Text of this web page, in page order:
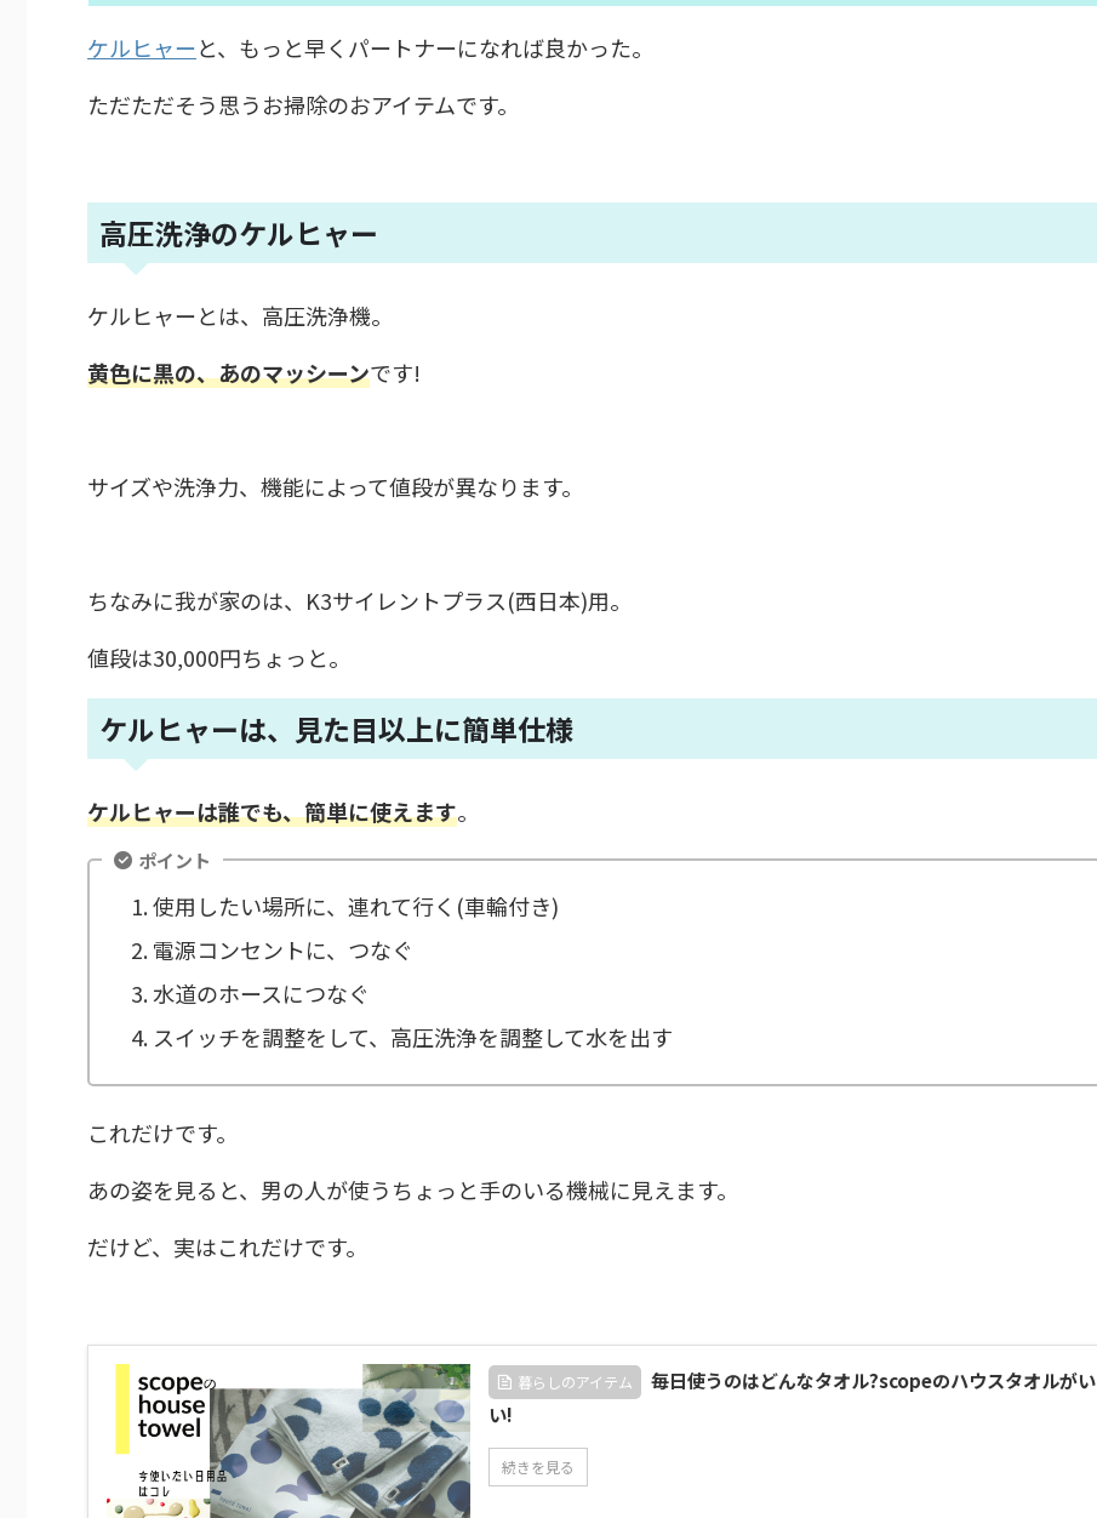
ケルヒャーと、もっと早くパートナーになれば良かった。
ただただそう思うお掃除のおアイテムです。
高圧洗浄のケルヒャー
ケルヒャーとは、高圧洗浄機。
黄色に黒の、あのマッシーンです!
サイズや洗浄力、機能によって値段が異なります。
ちなみに我が家のは、K3サイレントプラス(西日本)用。
値段は30,000円ちょっと。
ケルヒャーは、見た目以上に簡単仕様
ケルヒャーは誰でも、簡単に使えます。
ポイント
使用したい場所に、連れて行く(車輪付き)
電源コンセントに、つなぐ
水道のホースにつなぐ
スイッチを調整をして、高圧洗浄を調整して水を出す
これだけです。
あの姿を見ると、男の人が使うちょっと手のいる機械に見えます。
だけど、実はこれだけです。
暮らしのアイテム
毎日使うのはどんなタオル?scopeのハウスタオルがい
い!
続きを見る